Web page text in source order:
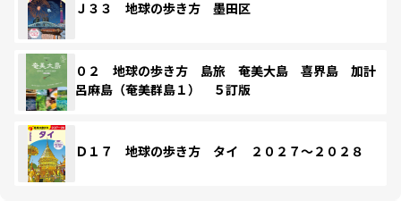
Ｊ３３ 地球の歩き方 墨田区
０２ 地球の歩き方 島旅 奄美大島 喜界島 加計
呂麻島（奄美群島１） ５訂版
Ｄ１７ 地球の歩き方 タイ ２０２７～２０２８